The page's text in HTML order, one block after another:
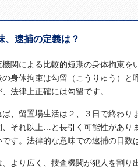
、逮捕の定義は？
関による比較的短期の身体拘束を
身体拘束は勾留（こうりゅう）と
法律上正確には勾留です。
、留置場生活は２、３日で終わり
、それ以上…と長引く可能性があり
す。法律的な意味での逮捕の日数
、より広く、捜査機関が犯人を割